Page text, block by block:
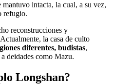
intacta, la cual, a su vez,
refugio.
reconstrucciones y
la casa de culto
diferentes, budistas,
deidades como Mazu.
Longshan?